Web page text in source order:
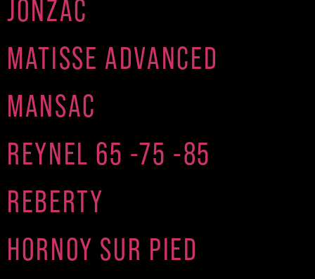
JONZAC
MATISSE ADVANCED
MANSAC
REYNEL 65 -75 -85
REBERTY
HORNOY SUR PIED